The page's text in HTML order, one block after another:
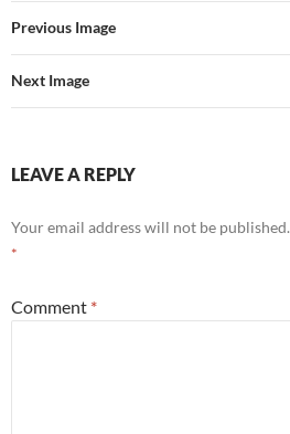
Previous Image
Next Image
LEAVE A REPLY
Your email address will not be published.
*
Comment *